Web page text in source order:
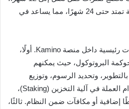
تليها فترات استحقاق تدريجية تمتد حتى 24 شهرًا، مما يساعد في
تتمتع KMNO بعدة استخدامات رئيسية داخل منصة Kamino. أولًا،
البروتوكول، حيث يمكنهم
وتحديد الرسوم، وتوزيع
المكافآت. ثانيًا، يمكن استخدام العملة في آلية التخزين (Staking)،
إضافية أو مكافآت ضمن النظام. ثالثًا،